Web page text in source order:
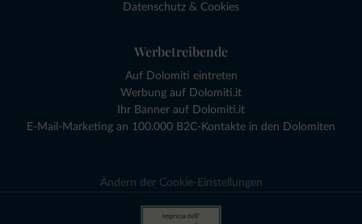
Datenschutz & Cookies
Werbetreibende
Auf Dolomiti eintreten
Werbung auf Dolomiti.it
Ihr Banner auf Dolomiti.it
E-Mail-Marketing an 100.000 B2C-Kontakte in den Dolomiten
Ändern der Cookie-Einstellungen